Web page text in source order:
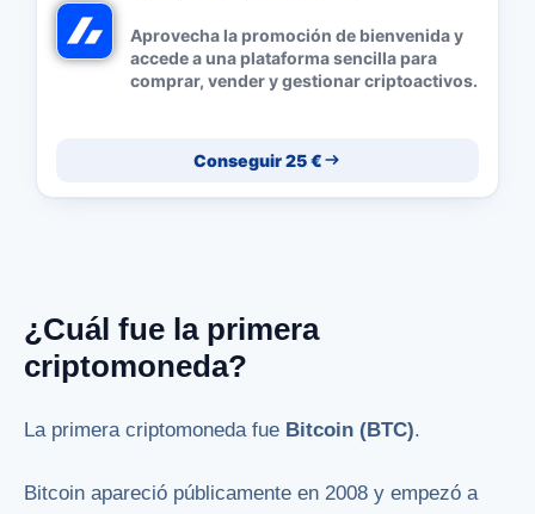
Aprovecha la promoción de bienvenida y
accede a una plataforma sencilla para
comprar, vender y gestionar criptoactivos.
Conseguir 25 €
¿Cuál fue la primera
criptomoneda?
La primera criptomoneda fue Bitcoin (BTC).
Bitcoin apareció públicamente en 2008 y empezó a